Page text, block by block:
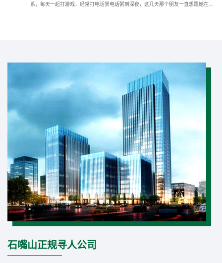
系，每天一起打游戏，经常打电话煲电话粥到深夜，这几天那个朋友一直想跟她在现
石嘴山正规寻人公司